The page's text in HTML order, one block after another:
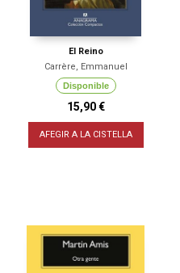
El Reino
Carrère, Emmanuel
Disponible
15,90 €
AFEGIR A LA CISTELLA